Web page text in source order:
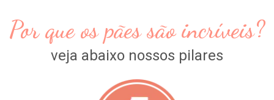
Por que os pães são incríveis?
veja abaixo nossos pilares